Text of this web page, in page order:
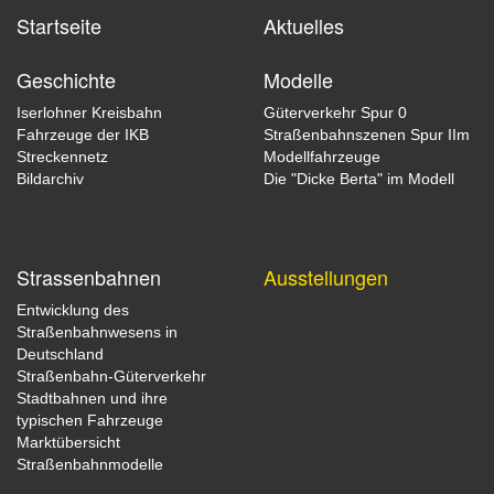
Startseite
Aktuelles
Geschichte
Iserlohner Kreisbahn
Fahrzeuge der IKB
Streckennetz
Bildarchiv
Modelle
Güterverkehr Spur 0
Straßenbahnszenen Spur IIm
Modellfahrzeuge
Die "Dicke Berta" im Modell
Strassenbahnen
Entwicklung des
Straßenbahnwesens in
Deutschland
Straßenbahn-Güterverkehr
Stadtbahnen und ihre
typischen Fahrzeuge
Marktübersicht
Straßenbahnmodelle
Ausstellungen